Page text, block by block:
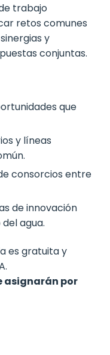
trabajo
retos comunes
y
conjuntas.
que
y líneas
consorcios entre
de innovación
agua.
es gratuita y
asignarán por